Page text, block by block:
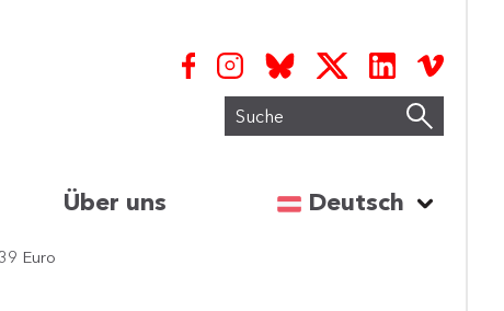
Suche
Über uns Sprache
Deutsch
Euro